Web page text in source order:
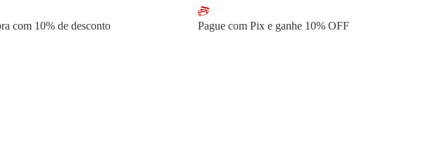
com 10% de desconto Pague com Pix e ganhe 10% OFF